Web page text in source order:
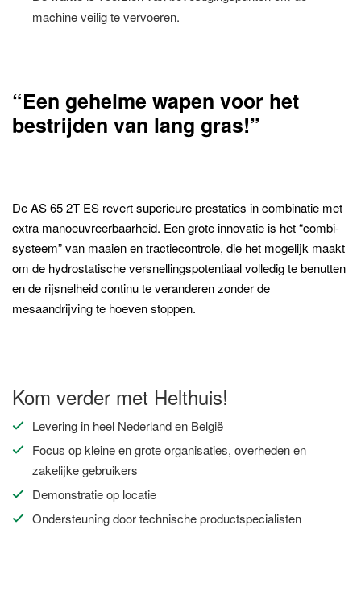
machine veilig te vervoeren.
“Een geheime wapen voor het
bestrijden van lang gras!”
De AS 65 2T ES revert superieure prestaties in combinatie met
extra manoeuvreerbaarheid. Een grote innovatie is het “combi-
systeem” van maaien en tractiecontrole, die het mogelijk maakt
om de hydrostatische versnellingspotentiaal volledig te benutten
en de rijsnelheid continu te veranderen zonder de
mesaandrijving te hoeven stoppen.
Kom verder met Helthuis!
Levering in heel Nederland en België
Focus op kleine en grote organisaties, overheden en
zakelijke gebruikers
Demonstratie op locatie
Ondersteuning door technische productspecialisten